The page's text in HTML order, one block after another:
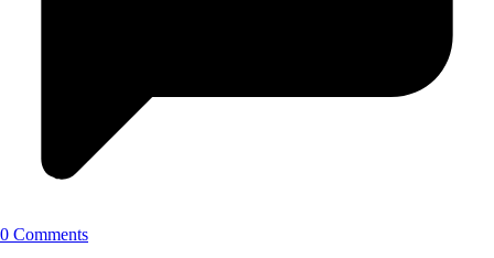
0 Comments